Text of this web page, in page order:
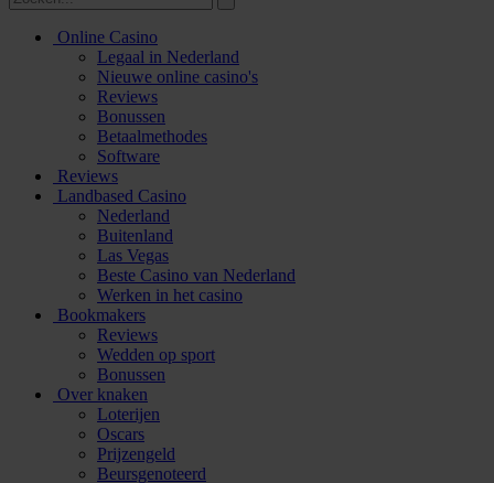
Online Casino
Legaal in Nederland
Nieuwe online casino's
Reviews
Bonussen
Betaalmethodes
Software
Reviews
Landbased Casino
Nederland
Buitenland
Las Vegas
Beste Casino van Nederland
Werken in het casino
Bookmakers
Reviews
Wedden op sport
Bonussen
Over knaken
Loterijen
Oscars
Prijzengeld
Beursgenoteerd